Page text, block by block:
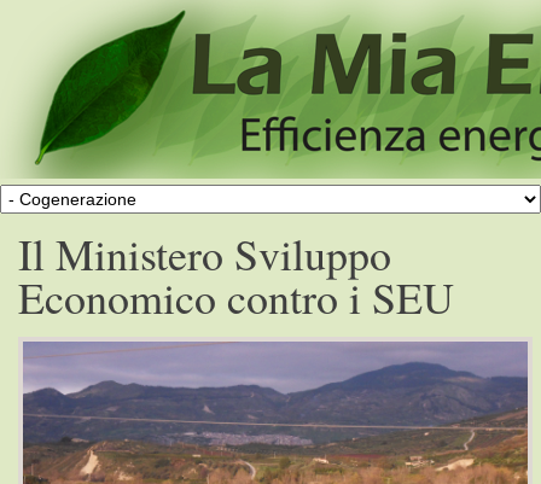
Il Ministero Sviluppo
Economico contro i SEU